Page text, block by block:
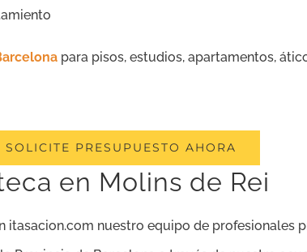
para pisos, estudios, apartamentos,
SOLICITE PRESUPUESTO AHORA
en Molins de Rei
itasacion.com nuestro equipo de profesionales